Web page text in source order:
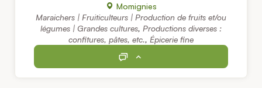
Momignies
Maraichers | Fruiticulteurs | Production de fruits et/ou
légumes | Grandes cultures, Productions diverses :
confitures, pâtes, etc., Épicerie fine